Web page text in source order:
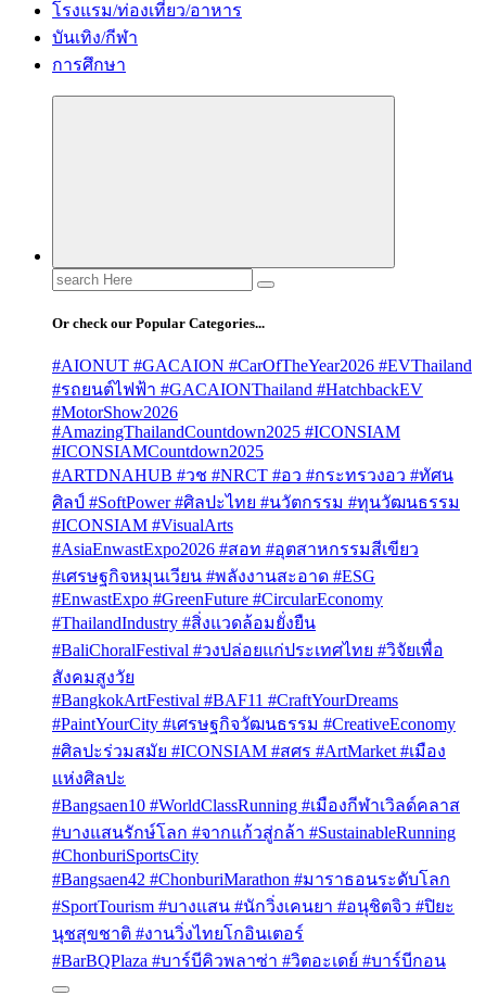
โรงแรม/ท่องเที่ยว/อาหาร
บันเทิง/กีฬา
การศึกษา
Search
for:
Or check our Popular Categories...
#AIONUT #GACAION #CarOfTheYear2026 #EVThailand
#รถยนต์ไฟฟ้า #GACAIONThailand #HatchbackEV
#MotorShow2026
#AmazingThailandCountdown2025 #ICONSIAM
#ICONSIAMCountdown2025
#ARTDNAHUB #วช #NRCT #อว #กระทรวงอว #ทัศน
ศิลป์ #SoftPower #ศิลปะไทย #นวัตกรรม #ทุนวัฒนธรรม
#ICONSIAM #VisualArts
#AsiaEnwastExpo2026 #สอท #อุตสาหกรรมสีเขียว
#เศรษฐกิจหมุนเวียน #พลังงานสะอาด #ESG
#EnwastExpo #GreenFuture #CircularEconomy
#ThailandIndustry #สิ่งแวดล้อมยั่งยืน
#BaliChoralFestival #วงปล่อยแก่ประเทศไทย #วิจัยเพื่อ
สังคมสูงวัย
#BangkokArtFestival #BAF11 #CraftYourDreams
#PaintYourCity #เศรษฐกิจวัฒนธรรม #CreativeEconomy
#ศิลปะร่วมสมัย #ICONSIAM #สศร #ArtMarket #เมือง
แห่งศิลปะ
#Bangsaen10 #WorldClassRunning #เมืองกีฬาเวิลด์คลาส
#บางแสนรักษ์โลก #จากแก้วสู่กล้า #SustainableRunning
#ChonburiSportsCity
#Bangsaen42 #ChonburiMarathon #มาราธอนระดับโลก
#SportTourism #บางแสน #นักวิ่งเคนยา #อนุชิตจิว #ปิยะ
นุชสุขชาติ #งานวิ่งไทยโกอินเตอร์
#BarBQPlaza #บาร์บีคิวพลาซ่า #วิตอะเดย์ #บาร์บีกอน